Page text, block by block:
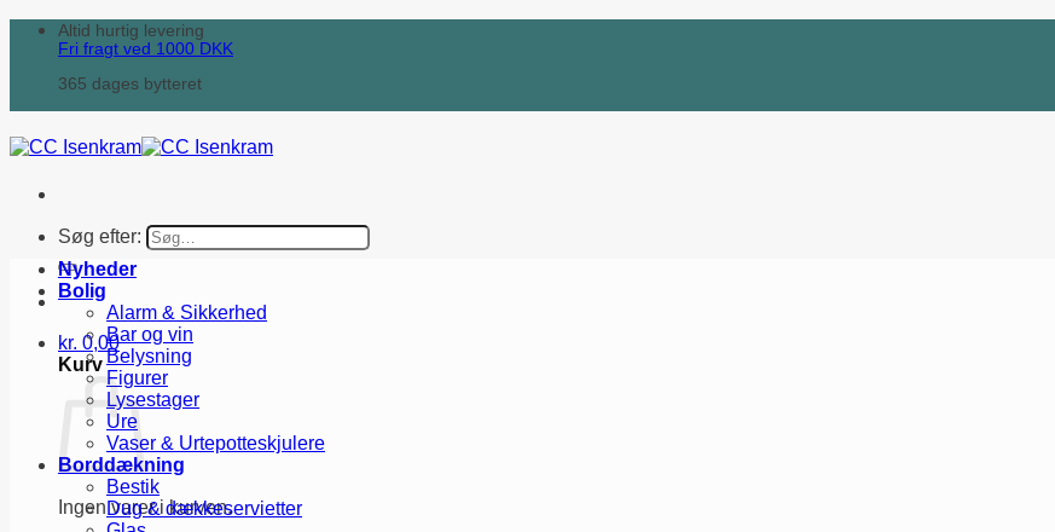
Altid hurtig levering
Fri fragt ved 1000 DKK
365 dages bytteret
Søg efter:
kr. 0,00
Kurv
Ingen varer i kurven.
Nyheder
Bolig
Alarm & Sikkerhed
Bar og vin
Belysning
Figurer
Lysestager
Ure
Vaser & Urtepotteskjulere
Borddækning
Bestik
Dug & dækkeservietter